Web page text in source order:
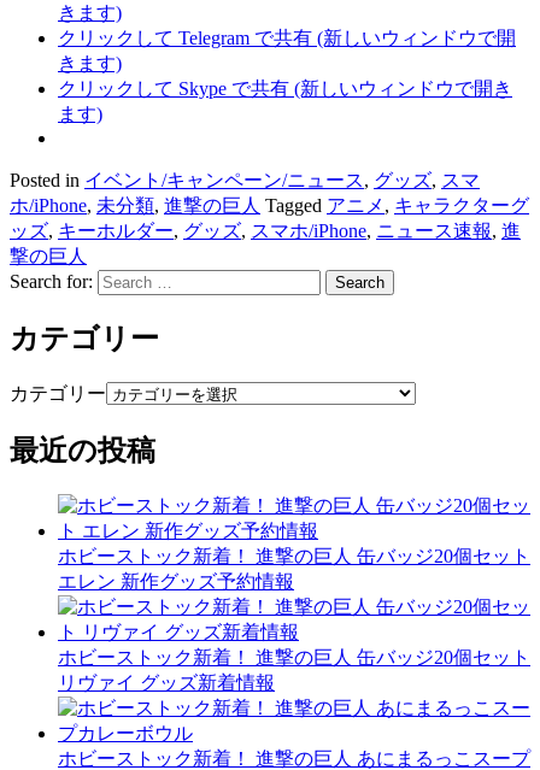
きます)
クリックして Telegram で共有 (新しいウィンドウで開
きます)
クリックして Skype で共有 (新しいウィンドウで開き
ます)
Posted in イベント/キャンペーン/ニュース, グッズ, スマ
ホ/iPhone, 未分類, 進撃の巨人 Tagged アニメ , キャラクターグ
ッズ, キーホルダー, グッズ, スマホ/iPhone, ニュース速報, 進
撃の巨人
Search for:
カテゴリー
カテゴリー
最近の投稿
ホビーストック新着！ 進撃の巨人 缶バッジ20個セット
エレン 新作グッズ予約情報
ホビーストック新着！ 進撃の巨人 缶バッジ20個セット
リヴァイ グッズ新着情報
ホビーストック新着！ 進撃の巨人 あにまるっこスープ